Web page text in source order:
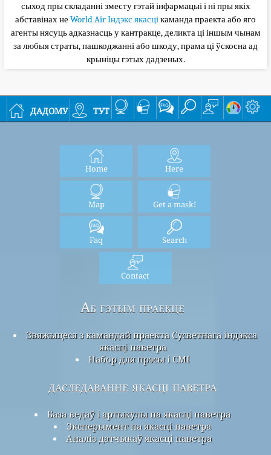
сыход пры складанні зместу гэтай інфармацыі і ні пры якіх
абставінах не World Air Індэкс якасцікаманда праекта або яго
агенты нясуць адказнасць у кантракце, деликта ці іншым чынам
за любыя страты, пашкоджанні або шкоду, прама ці ўскосна ад
крыніцы гэтых дадзеных.
дадому тут
Home Here
Map Get a mask!
Faq Search
Contact
Аб гэтым праекце
Звяжыцеся з камандай праекта Сусветнага індэкса
якасці паветра
Набор для прэсы і СМІ
даследаванне якасці паветра
База ведаў і артыкулы па якасці паветра
Эксперымент па якасці паветра
Аналіз датчыкаў якасці паветра